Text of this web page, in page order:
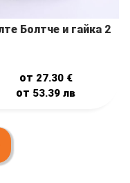
Болтче и гайка 2
от 27.30 €
от 53.39лв